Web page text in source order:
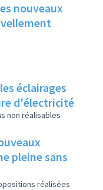
éclairages
d'électricité
non réalisables
pleine sans
réalisées